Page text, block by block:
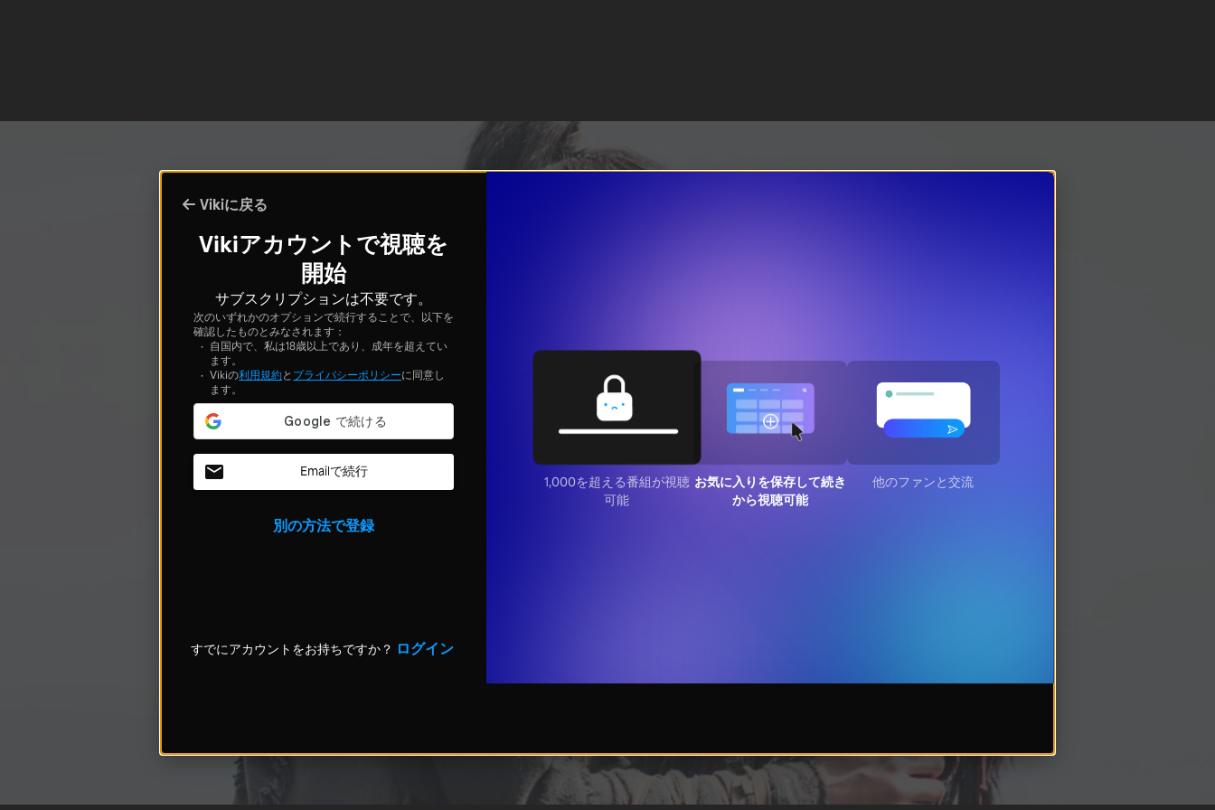
Vikiに戻る
Vikiアカウントで視聴を
開始
サブスクリプションは不要です。
次のいずれかのオプションで続行することで、以下を
確認したものとみなされます：
自国内で、私は18歳以上であり、成年を超えてい
ます。
Vikiの利用規約と プライバシーポリシーに同意し
ます。
Emailで続行
別の方法で登録
すでにアカウントをお持ちですか？ ログイン
1,000を超える番組が視聴
可能
お気に入りを保存して続き
から視聴可能
他のファンと交流